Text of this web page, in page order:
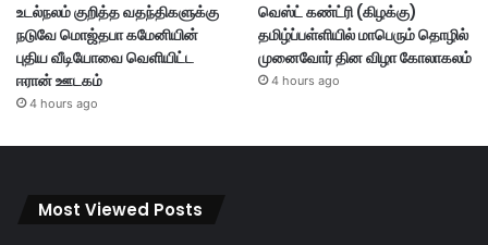
உடல்நலம் குறித்த வதந்திகளுக்கு
நடுவே மொஜ்தபா கமேனியின்
புதிய வீடியோவை வெளியிட்ட
ஈரான் ஊடகம்
4 hours ago
வெஸ்ட் கண்ட்ரி (கிழக்கு)
தமிழ்ப்பள்ளியில் மாபெரும் தொழில்
முனைவோர் தின விழா கோலாகலம்
4 hours ago
Most Viewed Posts